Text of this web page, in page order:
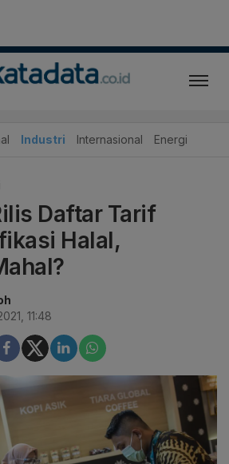
Industri Internasional Energi
Daftar Tarif
Halal,
11:48